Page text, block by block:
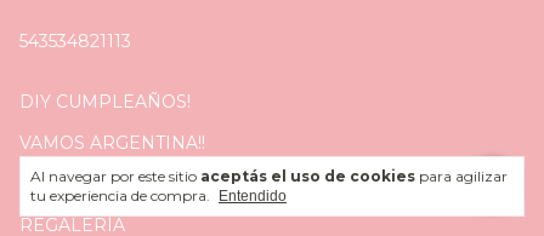
Al navegar por este sitio aceptás el uso de cookies para agilizar
tu experiencia de compra.
Entendido
543534821113
DIY CUMPLEAÑOS!
VAMOS ARGENTINA!!
CELEBRA SALE
REGALERÍA